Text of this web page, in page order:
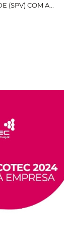
(SPV) COM A...